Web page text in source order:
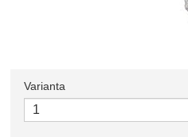
Zvoľte variant
Varianta